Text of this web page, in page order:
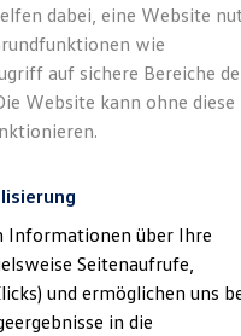
Leasing
Tiemeyer
2022"
dabei, eine Website
wie
auf sichere Bereiche
Website kann ohne diese
Informationen über Ihre
Seitenaufrufe,
und ermöglichen uns
in die